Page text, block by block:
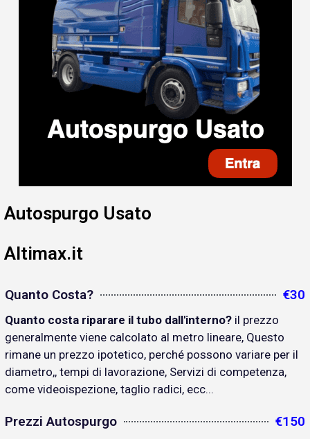
Autospurgo Usato
Altimax.it
Quanto Costa? €30
Quanto costa riparare il tubo dall'interno? il prezzo
generalmente viene calcolato al metro lineare, Questo
rimane un prezzo ipotetico, perché possono variare per il
diametro,, tempi di lavorazione, Servizi di competenza,
come videoispezione, taglio radici, ecc...
Prezzi Autospurgo €150